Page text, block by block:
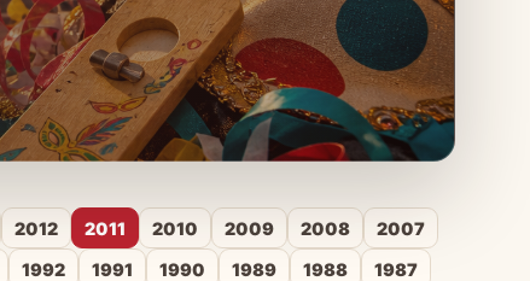
2012 2011 2010 2009 2008
2007
1992 1991 1990 1989 1988
1987